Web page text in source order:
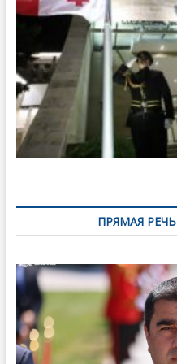
ПРЯМАЯ РЕЧЬ